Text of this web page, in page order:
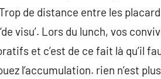
de distance entre les
visu’. Lors du lunch, vos
et c’est de ce fait là qu’il
l’accumulation. rien n’est